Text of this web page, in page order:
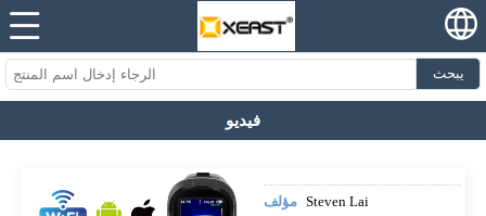
يبحث
فيديو
مؤلف Steven Lai